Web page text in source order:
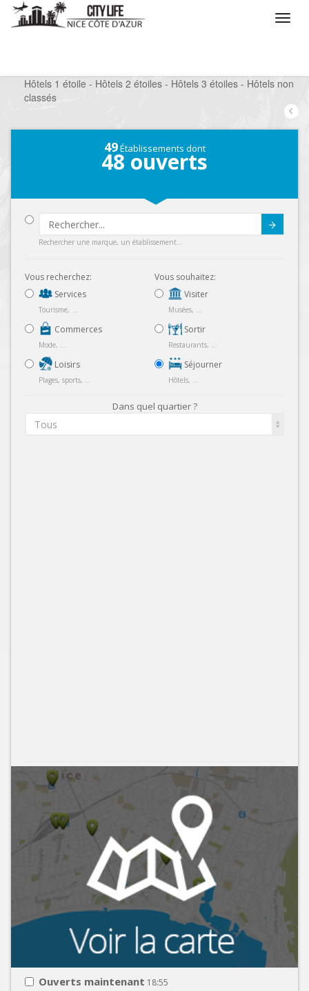
Hôtels 1 étoile - Hôtels 2 étoiles - Hôtels 3 étoiles - Hôtels non
classés
49Établissements dont
48 ouverts
Rechercher une marque, un établissement...
Vous recherchez:
Services
Tourisme, ...
Commerces
Mode, ...
Loisirs
Plages, sports, ...
Vous souhaitez:
Visiter
Musées, ...
Sortir
Restaurants, ...
Séjourner
Hôtels, ...
Dans quel quartier ?
Tous
Ouverts maintenant 18:55